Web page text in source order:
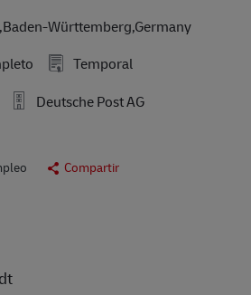
Württemberg,Germany
Temporal
Deutsche Post AG
Compartir